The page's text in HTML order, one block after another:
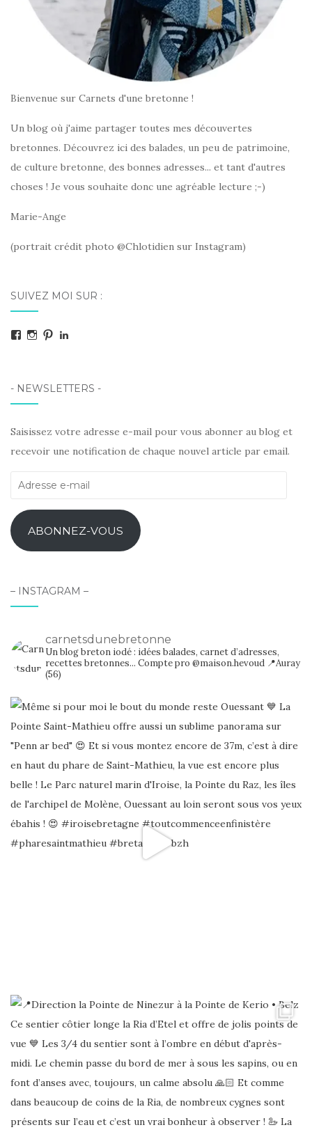
Bienvenue sur Carnets d'une bretonne !
Un blog où j'aime partager toutes mes découvertes
bretonnes. Découvrez ici des balades, un peu de patrimoine,
de culture bretonne, des bonnes adresses... et tant d'autres
choses ! Je vous souhaite donc une agréable lecture ;-)
Marie-Ange
(portrait crédit photo @Chlotidien sur Instagram)
SUIVEZ MOI SUR :
Facebook
Instagram
Pinterest
- NEWSLETTERS -
Saisissez votre adresse e-mail pour vous abonner au blog et
recevoir une notification de chaque nouvel article par email.
Adresse
mail
ABONNEZ-VOUS
– INSTAGRAM –
carnetsdunebretonne
Un blog breton iodé : idées balades, carnet d’adresses,
recettes bretonnes... Compte pro @maison.hevoud 📍Auray
(56)